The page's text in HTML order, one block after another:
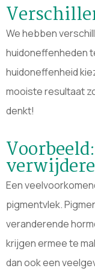
We hebben
huidoneffenheden
huidoneffenheid
mooiste resultaat
denkt!
Een
pigmentvlek.
veranderende
krijgen ermee te
dan ook een